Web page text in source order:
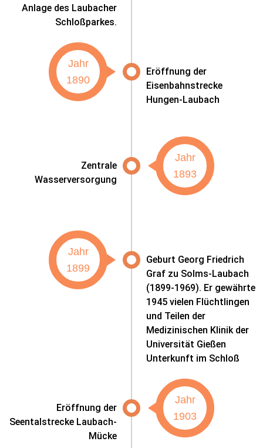
Anlage des Laubacher
Schloßparkes.
Jahr
1890
Eröffnung der
Eisenbahnstrecke
Hungen-Laubach
Jahr
1893
Zentrale
Wasserversorgung
Jahr
1899
Geburt Georg Friedrich
Graf zu Solms-Laubach
(1899-1969). Er gewährte
1945 vielen Flüchtlingen
und Teilen der
Medizinischen Klinik der
Universität Gießen
Unterkunft im Schloß
Jahr
1903
Eröffnung der
Seentalstrecke Laubach-
Mücke